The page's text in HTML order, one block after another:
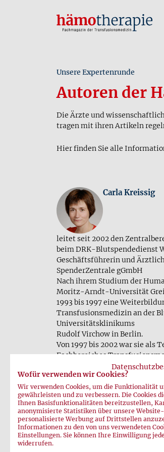
Unsere Expertenrunde
Autoren der
Die Ärzte und
tragen mit ihren Artikeln
Hier finden Sie alle
Carla Kreissig
leitet seit 2002 den
beim DRK-Blutspendedienst
Geschäftsführerin und
SpenderZentrale gGmbH
Nach ihrem Studium der
Moritz-Arndt-Universität
1993 bis 1997 eine
Transfusionsmedizin an der
Universitätsklinikums
Rudolf Virchow in Berlin.
Von 1997 bis 2002 war sie als
Fachbereiches
für Diagnostik in Wiesbaden
Während ihrer Ausbildung
mehrere Jahre im Bereich
gearbeitet.
Wofür verwenden wir Cookies?
Wir verwenden Cookies, um die Funktionalität
gewährleisten und zu verbessern. Die Cookies
Ihnen Basisfunktionalitäten bereitzustellen,
anonymisierte Statistiken über unsere
personalisierte Werbung auf Drittstellen
Informationen zu den von uns verwendeten
Einstellungen. Sie können Ihre Einwilligung
widerrufen.